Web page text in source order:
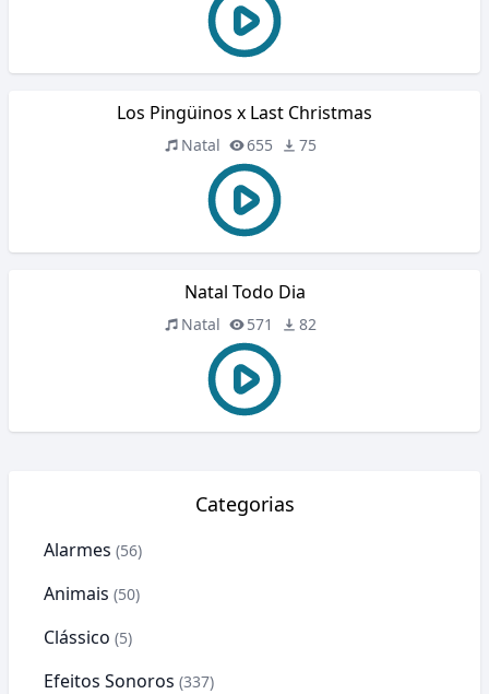
Los Pingüinos x Last Christmas
Natal 655 75
Natal Todo Dia
Natal 571 82
Categorias
Alarmes (56)
Animais (50)
Clássico (5)
Efeitos Sonoros (337)